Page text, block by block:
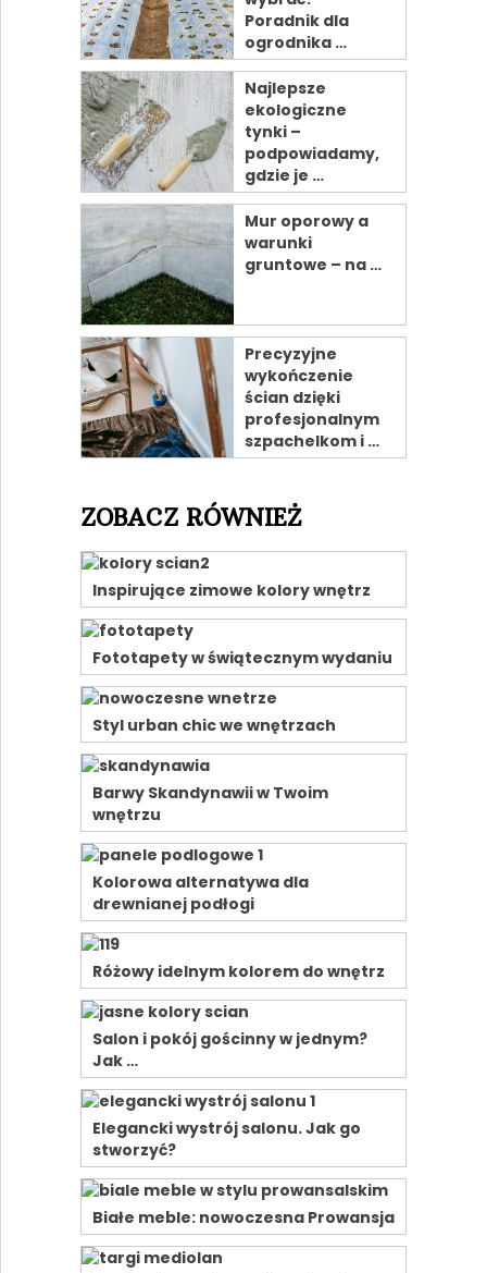
Poradnik dla
ogrodnika …
Najlepsze
ekologiczne
tynki –
podpowiadamy,
gdzie je …
Mur oporowy a
warunki
gruntowe – na …
Precyzyjne
wykończenie
ścian dzięki
profesjonalnym
szpachelkom i …
ZOBACZ RÓWNIEŻ
Inspirujące zimowe kolory wnętrz
Fototapety w świątecznym wydaniu
Styl urban chic we wnętrzach
Barwy Skandynawii w Twoim
wnętrzu
Kolorowa alternatywa dla
drewnianej podłogi
Różowy idelnym kolorem do wnętrz
Salon i pokój gościnny w jednym?
Jak …
Elegancki wystrój salonu. Jak go
stworzyć?
Białe meble: nowoczesna Prowansja